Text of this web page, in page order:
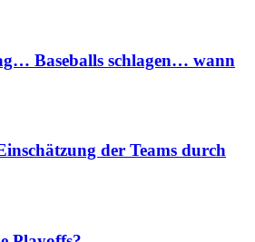
Baseballs schlagen… wann
der Teams durch